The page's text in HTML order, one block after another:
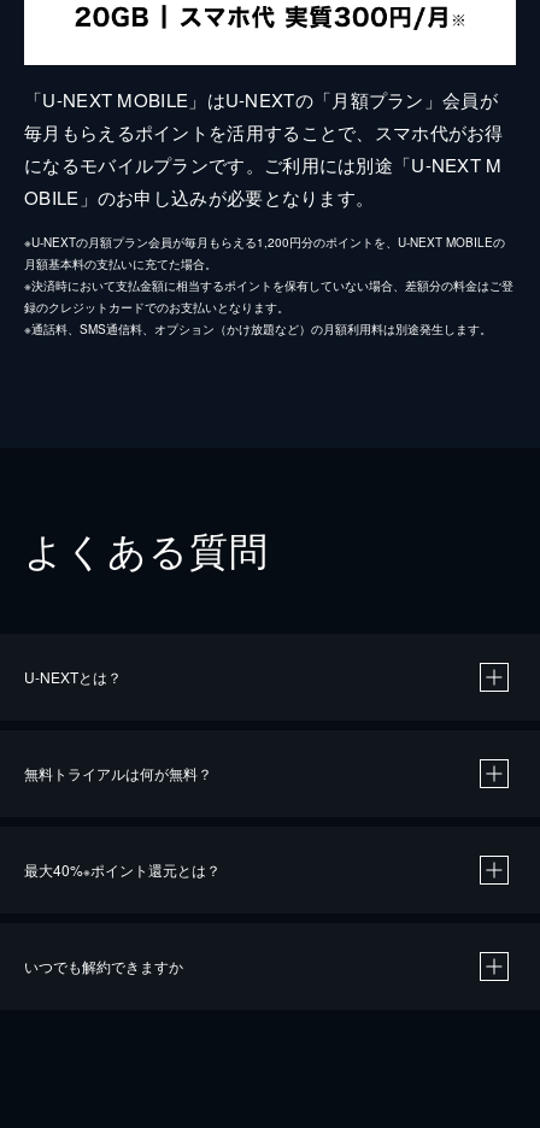
「U-NEXT MOBILE」はU-NEXTの「月額プラン」会員が
毎月もらえるポイントを活用することで、スマホ代がお得
になるモバイルプランです。ご利用には別途「U-NEXT M
OBILE」のお申し込みが必要となります。
※U-NEXTの月額プラン会員が毎月もらえる1,200円分のポイントを、U-NEXT MOBILEの
月額基本料の支払いに充てた場合。
※決済時において支払金額に相当するポイントを保有していない場合、差額分の料金はご登
録のクレジットカードでのお支払いとなります。
※通話料、SMS通信料、オプション（かけ放題など）の月額利用料は別途発生します。
よくある質問
U-NEXTとは？
無料トライアルは何が無料？
最大40%※ポイント還元とは？
いつでも解約できますか